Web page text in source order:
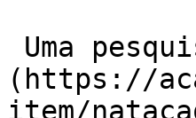
(https://
item/